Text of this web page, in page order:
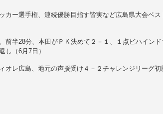
カー選手権、連続優勝目指す皆実など広島県大会ベス
前半28分、本田がＰＫ決めて２－１、１点ビハインド
し（6月7日）
オレ広島、地元の声援受け４－２チャレンジリーグ初